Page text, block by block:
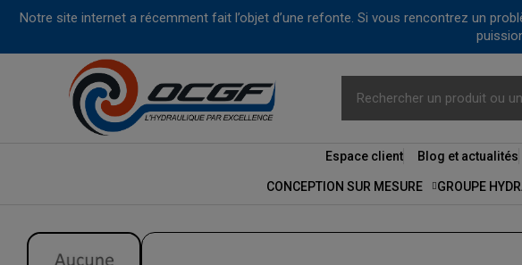
Notre site internet a récemment fait l’objet d’une refonte. Si vous rencontrez un
Espace client Blog et actualités
CONCEPTION SUR MESURE GROUPE